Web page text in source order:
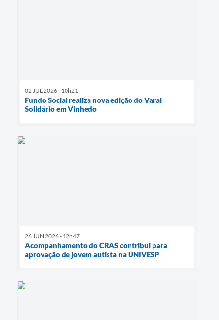
02 JUL 2026 - 10h21
Fundo Social realiza nova edição do Varal
Solidário em Vinhedo
26 JUN 2026 - 12h47
Acompanhamento do CRAS contribui para
aprovação de jovem autista na UNIVESP